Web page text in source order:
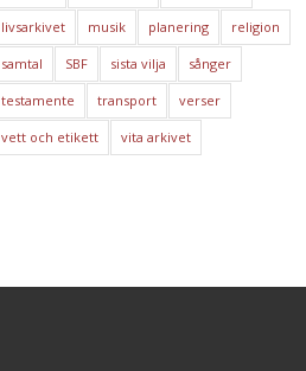
livsarkivet musik planering religion
samtal SBF sista vilja sånger
testamente transport verser
vett och etikett vita arkivet